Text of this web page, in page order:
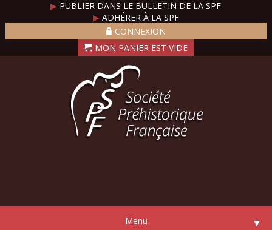
▶ PUBLIER DANS LE BULLETIN DE LA SPF
▶ADHÉRER À LA SPF
CONNEXION
Menu ▼